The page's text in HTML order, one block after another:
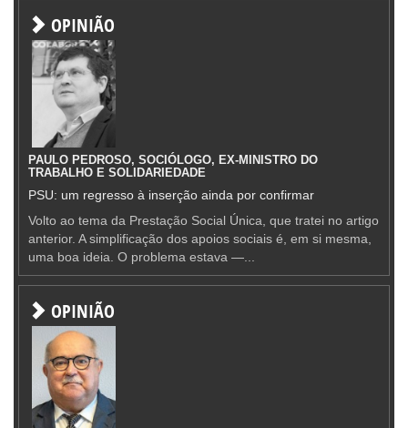
OPINIÃO
PAULO PEDROSO, SOCIÓLOGO, EX-MINISTRO DO
TRABALHO E SOLIDARIEDADE
PSU: um regresso à inserção ainda por confirmar
Volto ao tema da Prestação Social Única, que tratei no artigo
anterior. A simplificação dos apoios sociais é, em si mesma,
uma boa ideia. O problema estava —...
OPINIÃO